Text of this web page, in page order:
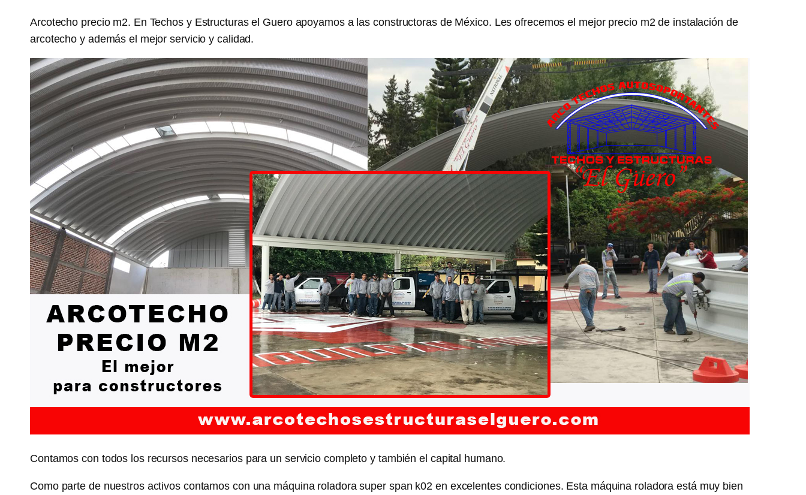
Arcotecho precio m2. En Techos y Estructuras el Guero apoyamos a las constructoras de México. Les ofrecemos el mejor precio m2 de instalación de
arcotecho y además el mejor servicio y calidad.
Contamos con todos los recursos necesarios para un servicio completo y también el capital humano.
Como parte de nuestros activos contamos con una máquina roladora super span k02 en excelentes condiciones. Esta máquina roladora está muy bien